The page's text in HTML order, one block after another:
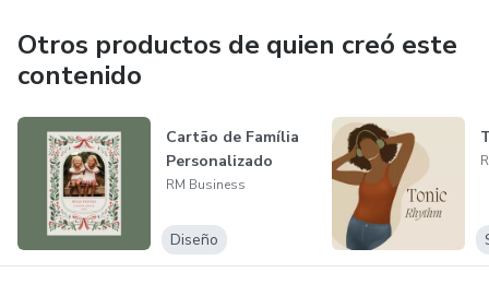
Otros productos de quien creó este
contenido
Cartão de Família
Personalizado
RM Business
Diseño